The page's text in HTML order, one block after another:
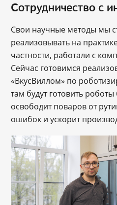
Сотрудничество с
Свои научные методы мы
реализовывать на
частности, работали с
Сейчас готовимся
«ВкусВиллом» по
там будут готовить
освободит поваров от
ошибок и ускорит